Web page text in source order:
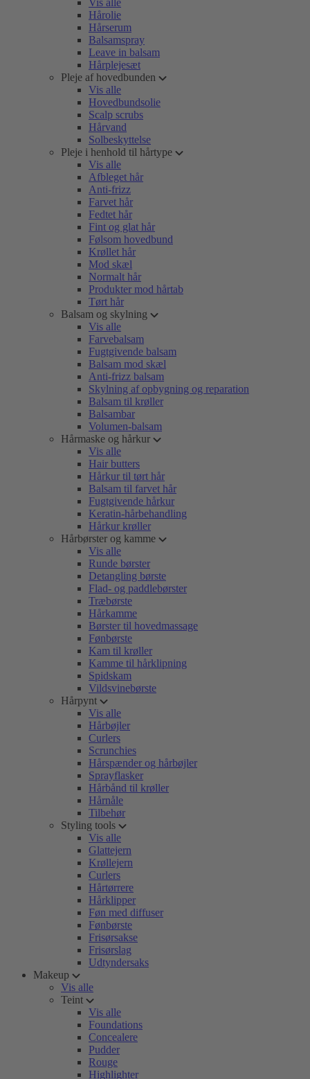
Vis alle
Hårolie
Hårserum
Balsamspray
Leave in balsam
Hårplejesæt
Pleje af hovedbunden
Vis alle
Hovedbundsolie
Scalp scrubs
Hårvand
Solbeskyttelse
Pleje i henhold til hårtype
Vis alle
Afbleget hår
Anti-frizz
Farvet hår
Fedtet hår
Fint og glat hår
Følsom hovedbund
Krøllet hår
Mod skæl
Normalt hår
Produkter mod hårtab
Tørt hår
Balsam og skylning
Vis alle
Farvebalsam
Fugtgivende balsam
Balsam mod skæl
Anti-frizz balsam
Skylning af opbygning og reparation
Balsam til krøller
Balsambar
Volumen-balsam
Hårmaske og hårkur
Vis alle
Hair butters
Hårkur til tørt hår
Balsam til farvet hår
Fugtgivende hårkur
Keratin-hårbehandling
Hårkur krøller
Hårbørster og kamme
Vis alle
Runde børster
Detangling børste
Flad- og paddlebørster
Træbørste
Hårkamme
Børster til hovedmassage
Fønbørste
Kam til krøller
Kamme til hårklipning
Spidskam
Vildsvinebørste
Hårpynt
Vis alle
Hårbøjler
Curlers
Scrunchies
Hårspænder og hårbøjler
Sprayflasker
Hårbånd til krøller
Hårnåle
Tilbehør
Styling tools
Vis alle
Glattejern
Krøllejern
Curlers
Hårtørrere
Hårklipper
Føn med diffuser
Fønbørste
Frisørsakse
Frisørslag
Udtyndersaks
Makeup
Vis alle
Teint
Vis alle
Foundations
Concealere
Pudder
Rouge
Highlighter